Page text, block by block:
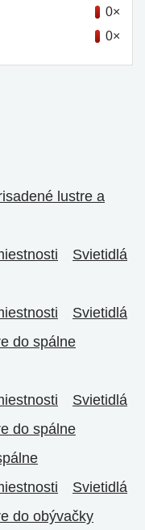
0×
0×
lustre a
Svietidlá
Svietidlá
do spálne
Svietidlá
do spálne
Svietidlá
do obývačky